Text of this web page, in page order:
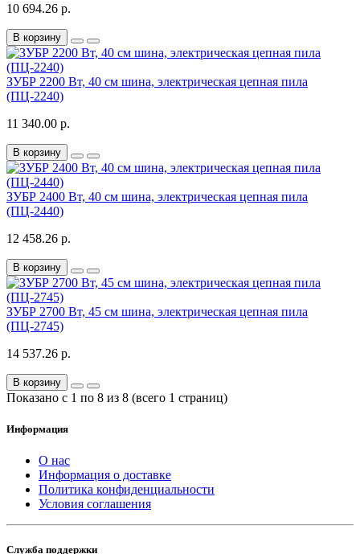
10 694.26 р.
В корзину
ЗУБР 2200 Вт, 40 см шина, электрическая цепная пила
(ПЦ-2240)
11 340.00 р.
В корзину
ЗУБР 2400 Вт, 40 см шина, электрическая цепная пила
(ПЦ-2440)
12 458.26 р.
В корзину
ЗУБР 2700 Вт, 45 см шина, электрическая цепная пила
(ПЦ-2745)
14 537.26 р.
В корзину
Показано с 1 по 8 из 8 (всего 1 страниц)
Информация
О нас
Информация о доставке
Политика конфиденциальности
Условия соглашения
Служба поддержки